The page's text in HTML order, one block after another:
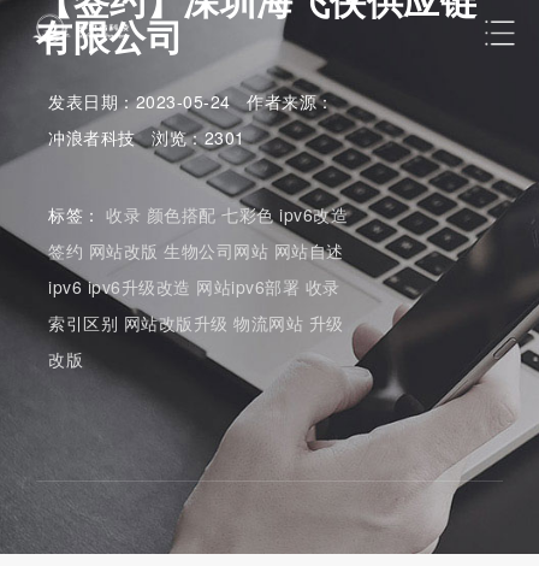
有限公司
发表日期：2023-05-24 作者来源：
冲浪者科技 浏览：2301
标签： 收录 颜色搭配 七彩色 ipv6改造
签约 网站改版 生物公司网站 网站自述
ipv6 ipv6升级改造 网站ipv6部署 收录
索引区别 网站改版升级 物流网站 升级
改版